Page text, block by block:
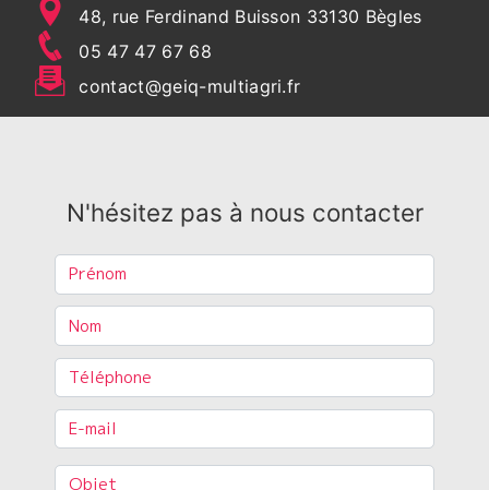
48, rue Ferdinand Buisson 33130 Bègles
05 47 47 67 68
contact@geiq-multiagri.fr
N'hésitez pas à nous contacter